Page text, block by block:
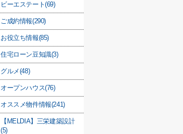
ビーエステート(69)
ご成約情報(290)
お役立ち情報(85)
住宅ローン豆知識(3)
グルメ(48)
オープンハウス(76)
オススメ物件情報(241)
【MELDIA】三栄建築設計
(5)